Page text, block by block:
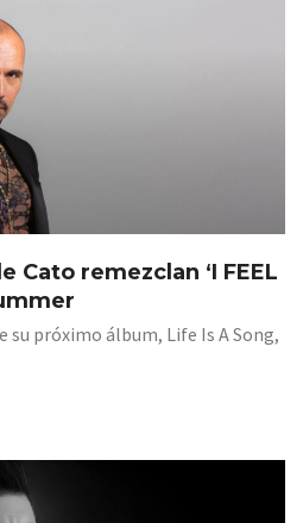
Cato remezclan ‘I FEEL
próximo álbum, Life Is A Song,